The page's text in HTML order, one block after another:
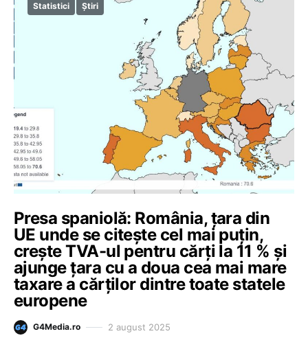
Statistici Știri
Presa spaniolă: România, ţara din
UE unde se citeşte cel mai puţin,
creşte TVA-ul pentru cărţi la 11 % și
ajunge țara cu a doua cea mai mare
taxare a cărților dintre toate statele
europene
G4Media.ro 2 august 2025